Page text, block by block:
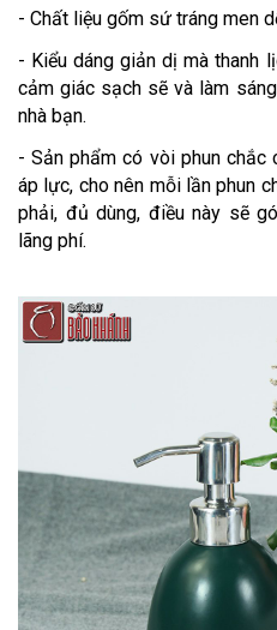
- Chất liệu gốm sứ tráng men
- Kiểu dáng giản dị mà thanh
cảm giác sạch sẽ và làm
nhà bạn.
- Sản phẩm có vòi phun chắc
áp lực, cho nên mỗi lần phun
phải, đủ dùng, điều này sẽ
lãng phí.